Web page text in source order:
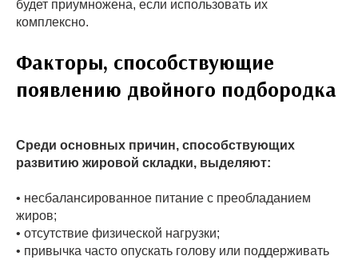
будет приумножена, если использовать их
комплексно.
Факторы, способствующие
появлению двойного подбородка
Среди основных причин, способствующих
развитию жировой складки, выделяют:
• несбалансированное питание с преобладанием
жиров;
• отсутствие физической нагрузки;
• привычка часто опускать голову или поддерживать